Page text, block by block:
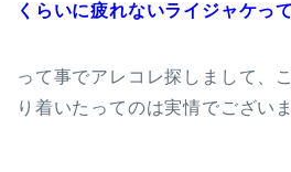
くらいに疲れないライジャケっ
って事でアレコレ探しまして、
り着いたってのは実情でございま